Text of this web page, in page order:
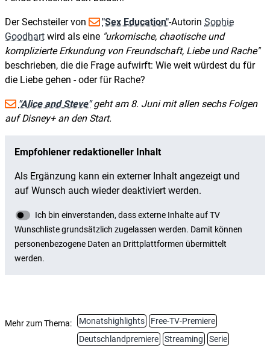
Der Sechsteiler von "Sex Education"-Autorin Sophie
Goodhart wird als eine urkomische, chaotische und
komplizierte Erkundung von Freundschaft, Liebe und Rache
beschrieben, die die Frage aufwirft: Wie weit würdest du für
die Liebe gehen - oder für Rache?
"Alice and Steve"geht am 8. Juni mit allen sechs Folgen
auf Disney+ an den Start.
Mehr zum Thema: Monatshighlights
Free-TV-Premiere
Deutschlandpremiere
Streaming
Serie